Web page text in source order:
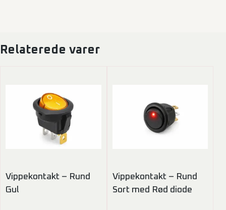
Relaterede varer
Vippekontakt – Rund
Gul
Vippekontakt – Rund
Sort med Rød diode